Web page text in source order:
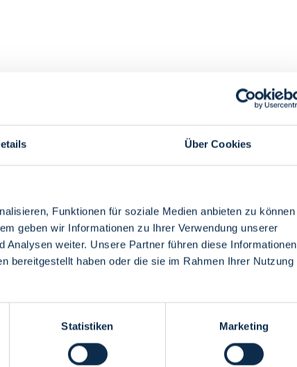
Über Cookies
Funktionen für soziale Medien anbieten zu können
geben wir Informationen zu Ihrer Verwendung unserer
weiter. Unsere Partner führen diese Informationen
bereitgestellt haben oder die sie im Rahmen Ihrer Nutzung
Statistiken Marketing